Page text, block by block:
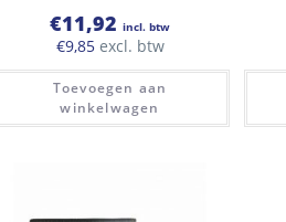
€11,92 incl. btw
€9,85excl. btw
Toevoegen aan
winkelwagen